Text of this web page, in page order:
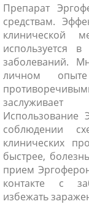
Препарат
средствам.
клинической
используется
заболеваний.
личном
заслуживает
Использование
соблюдении
клинических
быстрее,
прием
контакте с
избежать